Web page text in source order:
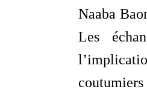
Naaba
Les